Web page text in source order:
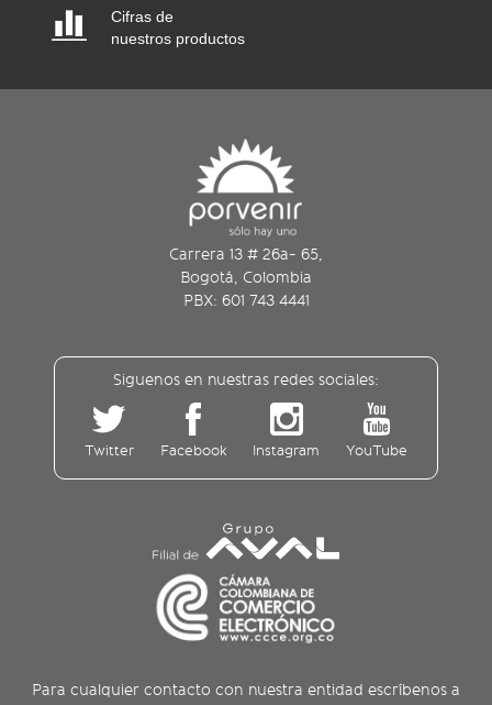
Cifras de
nuestros productos
Carrera 13 # 26a- 65,
Bogotá, Colombia
PBX: 601 743 4441
Siguenos en nuestras redes sociales:
Twitter Facebook Instagram YouTube
Para cualquier contacto con nuestra entidad escríbenos a